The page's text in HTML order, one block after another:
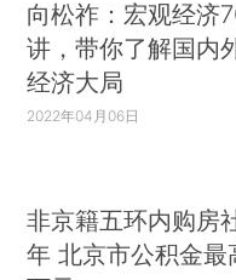
向松祚：宏观经济
讲，带你了解国内
经济大局
2022年04月06日
非京籍五环内购房
年 北京市公积金